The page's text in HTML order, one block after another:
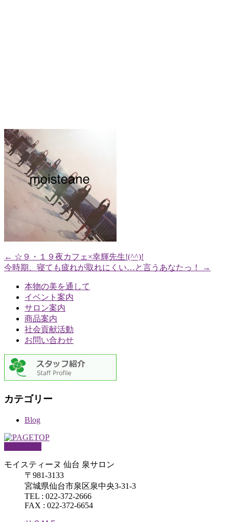
← ☆９・１９夜カフェ×幸輝先生!(^^)!
今時期、寝ても疲れが取れにくい…と言うあなたっ！
→
本物の美を通して
イベント案内
サロン案内
商品案内
社会貢献活動
お問い合わせ
カテゴリー
Blog
モイスティーヌ 仙台 泉サロン
〒981-3133
宮城県仙台市泉区泉中央3-31-3
TEL : 022-372-2666
FAX : 022-372-6654